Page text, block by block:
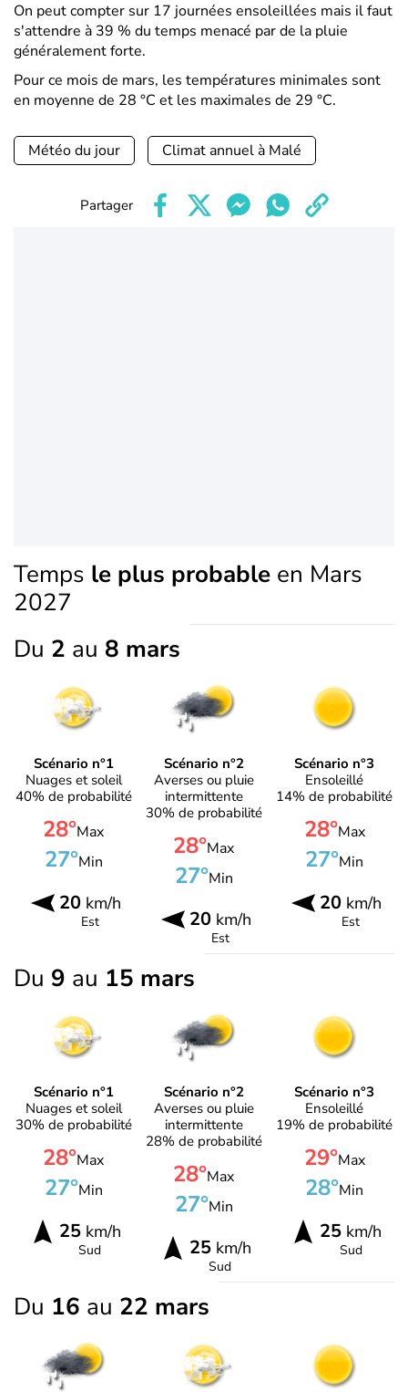
On peut compter sur 17 journées ensoleillées mais il faut
s'attendre à 39 % du temps menacé par de la pluie
généralement forte.
Pour ce mois de mars, les températures minimales sont
en moyenne de 28 °C et les maximales de 29 °C.
Météo du jour Climat annuel à Malé
Partager
Temps le plus probable en Mars
2027
Du 2 au 8 mars
Scénario n°1
Nuages et soleil
40% de probabilité
28°Max
27°Min
20km/h
Est
Scénario n°2
Averses ou pluie
intermittente
30% de probabilité
28°Max
27°Min
20km/h
Est
Scénario n°3
Ensoleillé
14% de probabilité
28°Max
27°Min
20 km/h
Est
Du 9 au 15 mars
Scénario n°1
Nuages et soleil
30% de probabilité
28°Max
27°Min
25km/h
Sud
Scénario n°2
Averses ou pluie
intermittente
28% de probabilité
28°Max
27°Min
25km/h
Sud
Scénario n°3
Ensoleillé
19% de probabilité
29°Max
28°Min
25 km/h
Sud
Du 16 au 22 mars